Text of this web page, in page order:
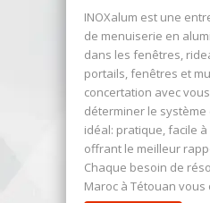
INOXalum est une
de menuiserie en
dans les fenêtres,
portails, fenêtres et
concertation avec
déterminer le
idéal: pratique, facile
offrant le meilleur
Chaque besoin de
Maroc à Tétouan